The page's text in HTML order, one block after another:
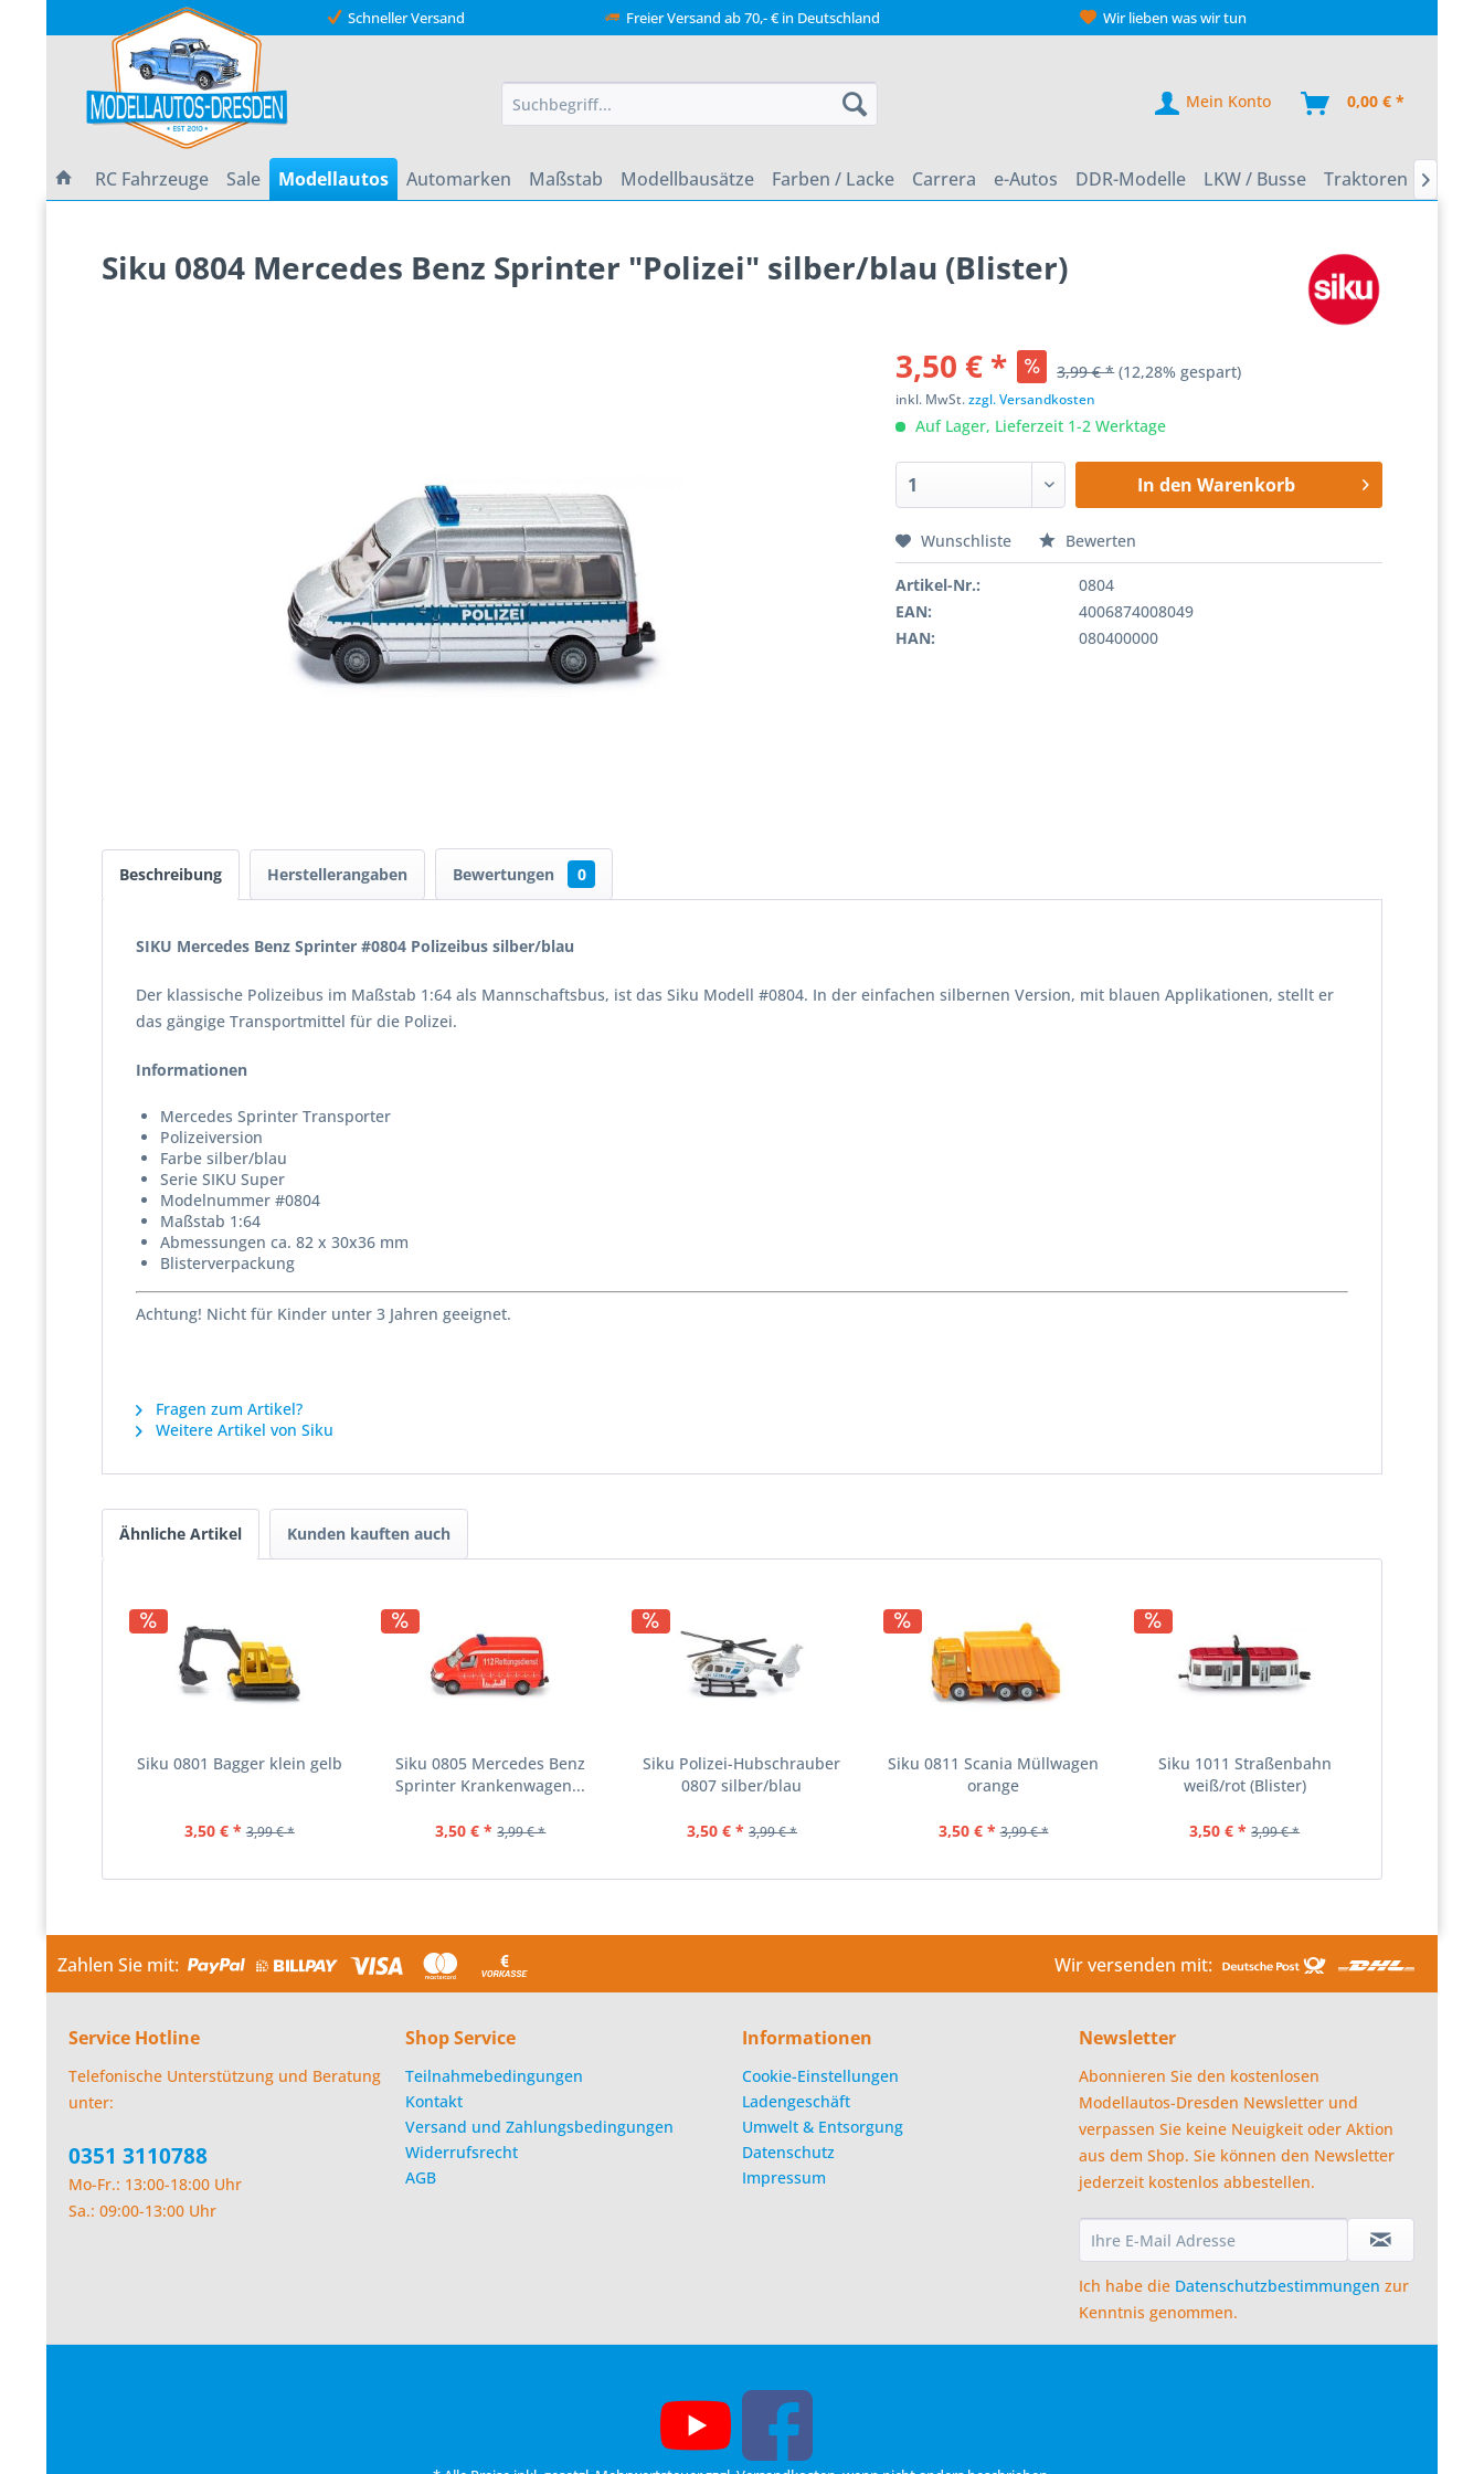
Schneller Versand Freier Versand ab 70,- € in Deutschland Wir lieben was wir tun
Mein Konto 0,00 € *
RC Fahrzeuge Sale Modellautos Automarken Maßstab Modellbausätze Farben / Lacke Carrera e-Autos DDR-Modelle LKW / Busse Traktoren 
Siku 0804 Mercedes Benz Sprinter "Polizei" silber/blau (Blister)
3,50 € * 3,99 € * (12,28% gespart)
inkl. MwSt.zzgl. Versandkosten
Auf Lager, Lieferzeit 1-2 Werktage
In den Warenkorb
Wunschliste Bewerten
Artikel-Nr.:
0804
EAN:
4006874008049
HAN:
080400000
Beschreibung Herstellerangaben Bewertungen 0
SIKU Mercedes Benz Sprinter #0804 Polizeibus silber/blau
Der klassische Polizeibus im Maßstab 1:64 als Mannschaftsbus, ist das Siku Modell #0804. In der einfachen silbernen Version, mit blauen Applikationen, stellt er
das gängige Transportmittel für die Polizei.
Informationen
Mercedes Sprinter Transporter
Polizeiversion
Farbe silber/blau
Serie SIKU Super
Modelnummer #0804
Maßstab 1:64
Abmessungen ca. 82 x 30x36 mm
Blisterverpackung
Achtung! Nicht für Kinder unter 3 Jahren geeignet.
Fragen zum Artikel?
Weitere Artikel von Siku
Ähnliche Artikel Kunden kauften auch
Siku 0801 Bagger klein gelb
3,50 € * 3,99 € *
Siku 0805 Mercedes Benz
Sprinter Krankenwagen...
3,50 € * 3,99 € *
Siku Polizei-Hubschrauber
0807 silber/blau
3,50 € * 3,99 € *
Siku 0811 Scania Müllwagen
orange
3,50 € * 3,99 € *
Siku 1011 Straßenbahn
weiß/rot (Blister)
3,50 € * 3,99 € *
Zahlen Sie mit: Wir versenden mit:
Service Hotline
Telefonische Unterstützung und Beratung
unter:
0351 3110788
Mo-Fr.: 13:00-18:00 Uhr
Sa.: 09:00-13:00 Uhr
Shop Service
Teilnahmebedingungen
Kontakt
Versand und Zahlungsbedingungen
Widerrufsrecht
AGB
Informationen
Cookie-Einstellungen
Ladengeschäft
Umwelt & Entsorgung
Datenschutz
Impressum
Newsletter
Abonnieren Sie den kostenlosen
Modellautos-Dresden Newsletter und
verpassen Sie keine Neuigkeit oder Aktion
aus dem Shop. Sie können den Newsletter
jederzeit kostenlos abbestellen.
Ich habe die Datenschutzbestimmungen zur
Kenntnis genommen.